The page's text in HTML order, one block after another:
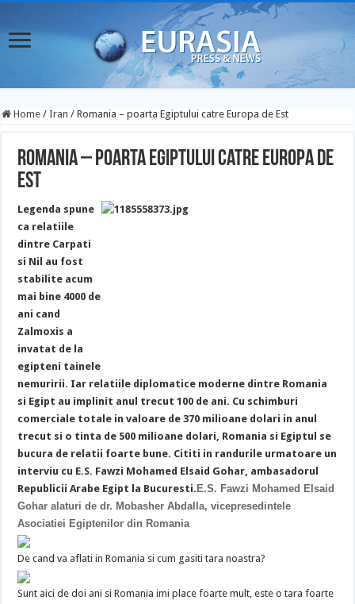
Home / Iran / Romania – poarta Egiptului catre Europa de Est
Romania – poarta Egiptului catre Europa de
Est
Legenda spune
ca relatiile
dintre Carpati
si Nil au fost
stabilite acum
mai bine 4000 de
ani cand
Zalmoxis a
invatat de la
egipteni tainele
nemuririi. Iar relatiile diplomatice moderne dintre Romania
si Egipt au implinit anul trecut 100 de ani. Cu schimburi
comerciale totale in valoare de 370 milioane dolari in anul
trecut si o tinta de 500 milioane dolari, Romania si Egiptul se
bucura de relatii foarte bune. Cititi in randurile urmatoare un
interviu cu E.S. Fawzi Mohamed Elsaid Gohar, ambasadorul
Republicii Arabe Egipt la Bucuresti. E.S. Fawzi Mohamed Elsaid
Gohar alaturi de dr. Mobasher Abdalla, vicepresedintele
Asociatiei Egiptenilor din Romania
De cand va aflati in Romania si cum gasiti tara noastra?
Sunt aici de doi ani si Romania imi place foarte mult, este o tara foarte